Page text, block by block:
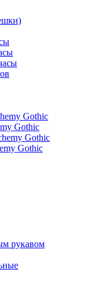
Gothic
Gothic
Gothic
Gothic
рукавом